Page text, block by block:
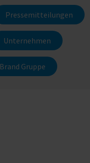
Pressemitteilungen
Unternehmen
Brand Gruppe